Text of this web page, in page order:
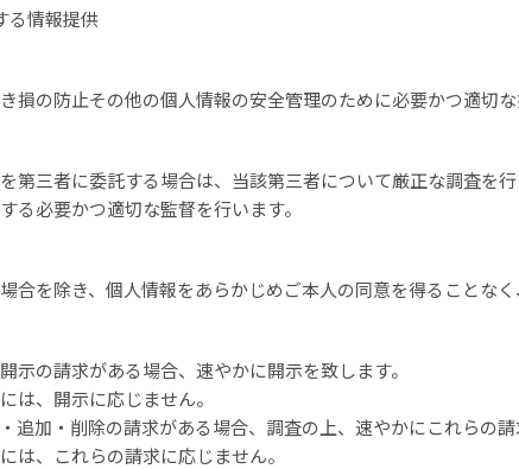
る情報提供
の防止その他の個人情報の安全管理のために必要かつ適切な
第三者に委託する場合は、当該第三者について厳正な調査を
る必要かつ適切な監督を行います。
合を除き、個人情報をあらかじめご本人の同意を得ることなく
の請求がある場合、速やかに開示を致します。
は、開示に応じません。
加・削除の請求がある場合、調査の上、速やかにこれらの請
は、これらの請求に応じません。